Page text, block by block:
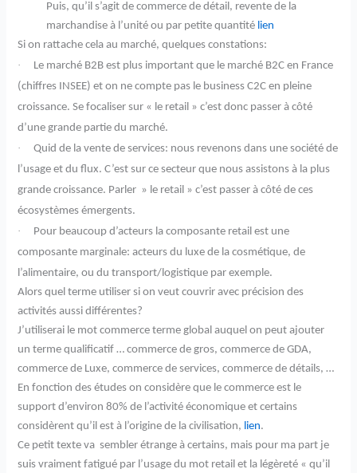
Puis, qu’il s’agit de commerce de détail, revente de la
marchandise à l’unité ou par petite quantité lien
Si on rattache cela au marché, quelques constations:
·
Le marché B2B est plus important que le marché B2C en France
(chiffres INSEE) et on ne compte pas le business C2C en pleine
croissance. Se focaliser sur « le retail » c’est donc passer à côté
d’une grande partie du marché.
·
Quid de la vente de services: nous revenons dans une société de
l’usage et du flux. C’est sur ce secteur que nous assistons à la plus
grande croissance. Parler » le retail » c’est passer à côté de ces
écosystèmes émergents.
·
Pour beaucoup d’acteurs la composante retail est une
composante marginale: acteurs du luxe de la cosmétique, de
l’alimentaire, ou du transport/logistique par exemple.
Alors quel terme utiliser si on veut couvrir avec précision des
activités aussi différentes?
J’utiliserai le mot commerce terme global auquel on peut ajouter
un terme qualificatif … commerce de gros, commerce de GDA,
commerce de Luxe, commerce de services, commerce de détails, …
En fonction des études on considère que le commerce est le
support d’environ 80% de l’activité économique et certains
considèrent qu’il est à l’origine de la civilisation, lien.
Ce petit texte va sembler étrange à certains, mais pour ma part je
suis vraiment fatigué par l’usage du mot retail et la légèreté « qu’il